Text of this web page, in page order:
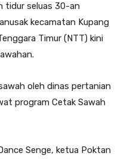
tidur seluas 30-an
kecamatan Kupang
Timur (NTT) kini
oleh dinas pertanian
program Cetak Sawah
Senge, ketua Poktan